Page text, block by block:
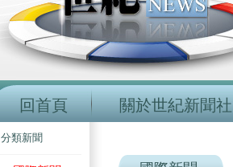
回首頁 關於世紀新聞社
分類新聞